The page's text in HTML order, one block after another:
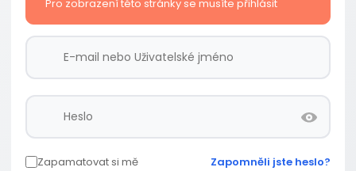
Pro zobrazení této stránky se musíte přihlásit
Zapamatovat si mě Zapomněli jste heslo?